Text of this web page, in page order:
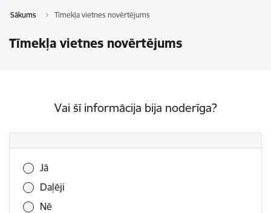
Sākums Tīmekļa vietnes novērtējums
Tīmekļa vietnes novērtējums
Vai šī informācija bija noderīga?
Vai šī informācija bija noderīga?
Jā
Daļēji
Nē